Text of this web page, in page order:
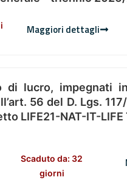
Maggiori dettagli
di lucro, impegnati
56 del D. Lgs.
LIFE21-NAT-IT-LIFE
Scaduto da: 32
giorni